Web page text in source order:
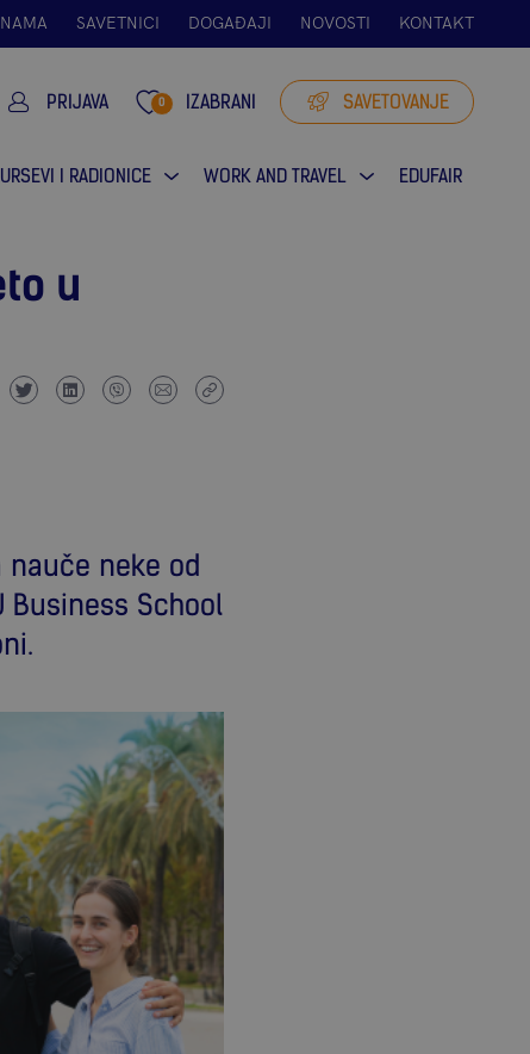
SAVETNICI DOGAĐAJI NOVOSTI KONTAKT
PRIJAVA 0 IZABRANI SAVETOVANJE
I RADIONICE WORK AND TRAVEL EDUFAIR
u
neke od
Business School